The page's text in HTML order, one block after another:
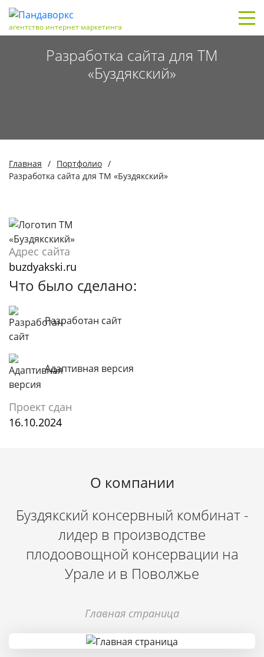
агентство интернет маркетинга
Разработка сайта для ТМ
«Буздякский»
Главная / Портфолио /
Разработка сайта для ТМ «Буздякский»
Адрес сайта
buzdyakski.ru
Что было сделано:
Разработан сайт
Адаптивная версия
Проект сдан
16.10.2024
О компании
Буздякский консервный комбинат -
лидер в производстве
плодоовощной консервации на
Урале и в Поволжье
Главная страница